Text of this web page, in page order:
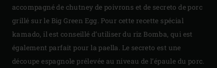
accompagné de chutney de poivrons et de secreto de porc
grillé sur le Big Green Egg. Pour cette recette spécial
kamado, il est conseillé d’utiliser du riz Bomba, qui est
également parfait pour la paella. Le secreto est une
découpe espagnole prélevée au niveau de l’épaule du porc.